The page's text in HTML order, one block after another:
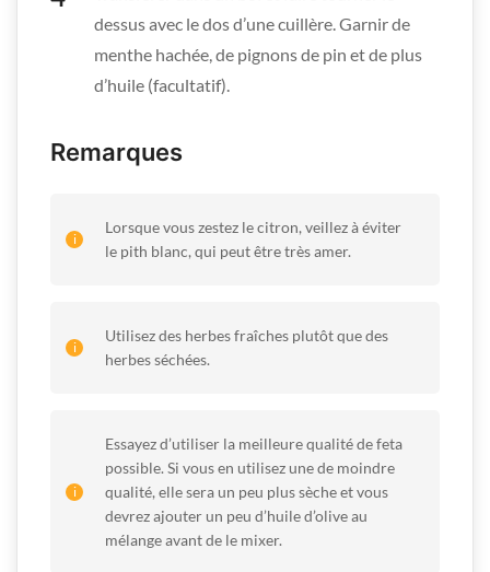
dessus avec le dos d’une cuillère. Garnir de
menthe hachée, de pignons de pin et de plus
d’huile (facultatif).
Remarques
Lorsque vous zestez le citron, veillez à éviter
le pith blanc, qui peut être très amer.
Utilisez des herbes fraîches plutôt que des
herbes séchées.
Essayez d’utiliser la meilleure qualité de feta
possible. Si vous en utilisez une de moindre
qualité, elle sera un peu plus sèche et vous
devrez ajouter un peu d’huile d’olive au
mélange avant de le mixer.